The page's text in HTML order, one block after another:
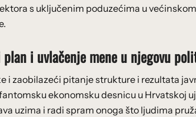
s uključenim poduzećima u
i uvlačenje mene u njegovu
i zaobilazeći pitanje strukture i rezultata
ekonomsku desnicu u Hrvatskoj
uzima i radi spram onoga što ljudima